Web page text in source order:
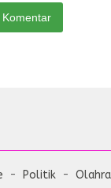
Politik